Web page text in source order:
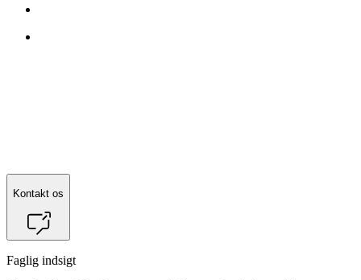
Kontakt os
Faglig indsigt